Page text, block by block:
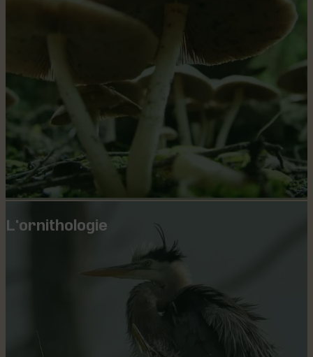
L'ornithologie